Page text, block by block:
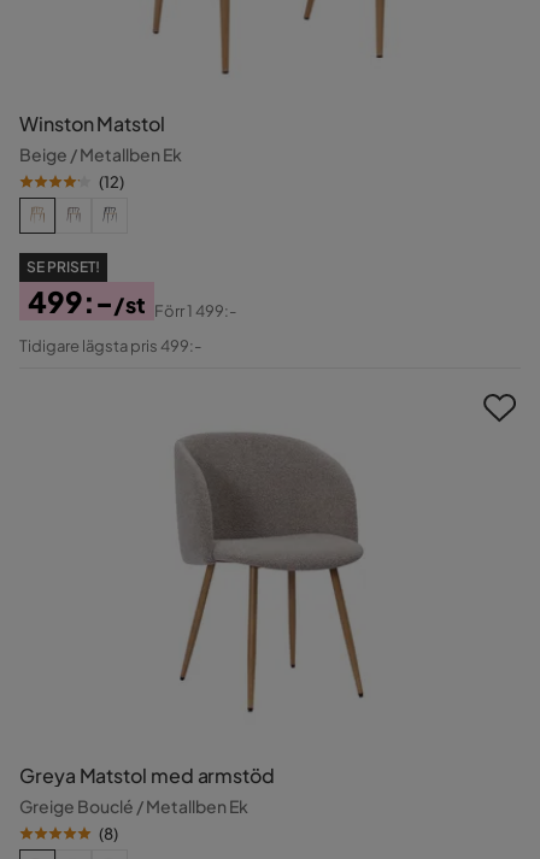
Winston Matstol
Beige / Metallben Ek
(12)
SE PRISET!
Pris
499:-/st
Original
Förr1 499:-
Tidigare lägsta pris 499:-
Greya Matstol med armstöd
Greige Bouclé / Metallben Ek
(8)